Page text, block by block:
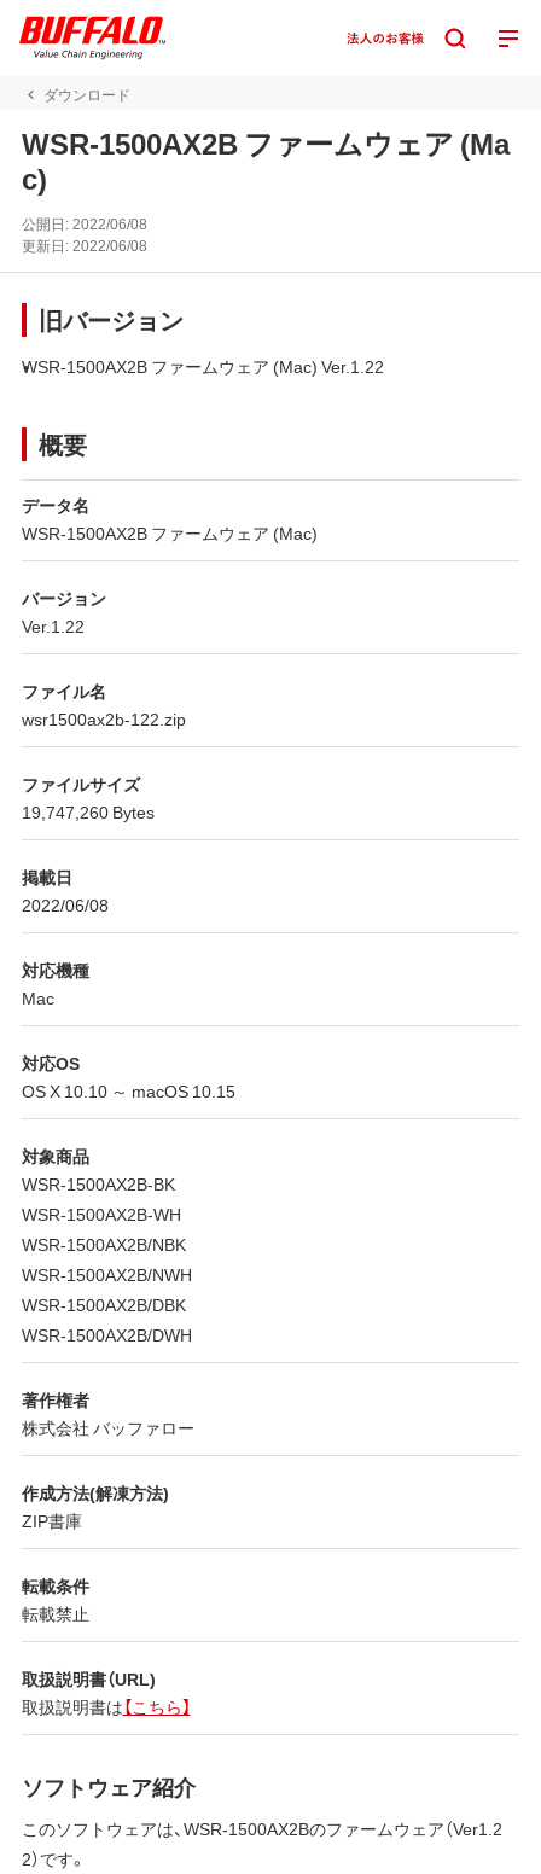
ダウンロード
WSR-1500AX2B ファームウェア (Ma
c)
公開日:2022/06/08
更新日:2022/06/08
旧バージョン
WSR-1500AX2B ファームウェア (Mac) Ver.1.22
概要
データ名
WSR-1500AX2B ファームウェア (Mac)
バージョン
Ver.1.22
ファイル名
wsr1500ax2b-122.zip
ファイルサイズ
19,747,260 Bytes
掲載日
2022/06/08
対応機種
Mac
対応OS
OS X 10.10 ～ macOS 10.15
対象商品
WSR-1500AX2B-BK
WSR-1500AX2B-WH
WSR-1500AX2B/NBK
WSR-1500AX2B/NWH
WSR-1500AX2B/DBK
WSR-1500AX2B/DWH
著作権者
株式会社 バッファロー
作成方法(解凍方法)
ZIP書庫
転載条件
転載禁止
取扱説明書（URL)
取扱説明書は【こちら】
ソフトウェア紹介
このソフトウェアは、WSR-1500AX2Bのファームウェア（Ver1.2
2）です。